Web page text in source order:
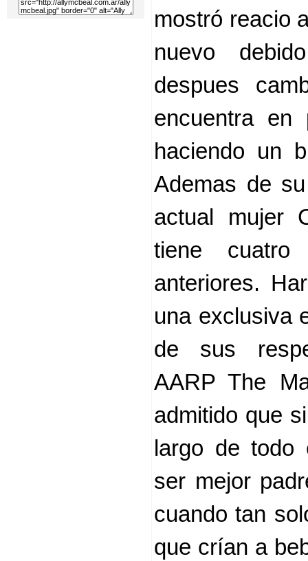
mostró reacio
nuevo
despues
encuentra en
haciendo un
Ademas de
actual mujer
tiene
anteriores.
una exclusiva
de sus
AARP The
admitido que
largo de
ser mejor
cuando tan
que crían a